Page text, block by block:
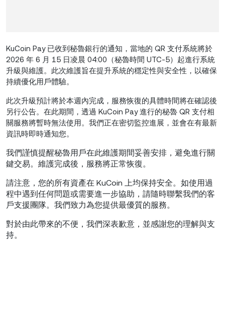
KuCoin Pay 已收到秘魯銀行的通知，當地的 QR 支付系統將於
2026 年 6 月 15 日凌晨 04:00（秘魯時間 UTC-5）起進行系統
升級與維護。此次維護旨在提升系統的穩定性與安全性，以確保
持續優化用戶體驗。
此次升級預計將於本週內完成，服務恢復的具體時間將在確認後
另行公告。在此期間，透過 KuCoin Pay 進行的秘魯 QR 支付相
關服務將暫時無法使用。我們正在密切監控進展，並會在有最新
資訊時即時通知您。
我們謹慎提醒秘魯用戶在此維護期間妥善安排，避免進行關
鍵交易。維護完成後，服務將正常恢復。
請注意，您的所有資產在 KuCoin 上均保持安全。如使用過
程中遇到任何問題或需要進一步協助，請隨時聯繫我們的客
戶支援團隊。我們致力為您提供最優質的服務。
對於由此帶來的不便，我們深表歉意，並感謝您的理解與支
持。